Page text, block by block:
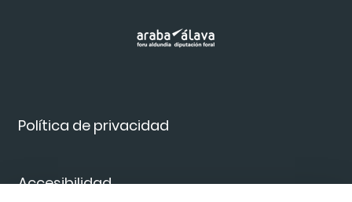
Política de privacidad
Accesibilidad